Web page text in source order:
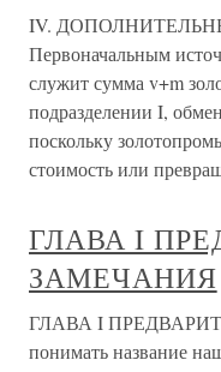
IV.
Первоначальным
служит сумма v+m
подразделении I,
поскольку
стоимость или
ГЛАВА I
ЗАМЕЧАНИЯ
ГЛАВА I
понимать название